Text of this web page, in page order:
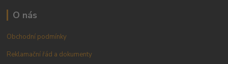
O nás
Obchodní podmínky
Reklamační řád a dokumenty